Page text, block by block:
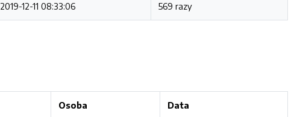
2019-12-11 08:33:06 569 razy
Osoba Data